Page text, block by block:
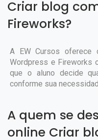
Criar blog
Fireworks?
A EW Cursos oferece
Wordpress e Fireworks
que o aluno decide
conforme sua
A quem se
online Criar